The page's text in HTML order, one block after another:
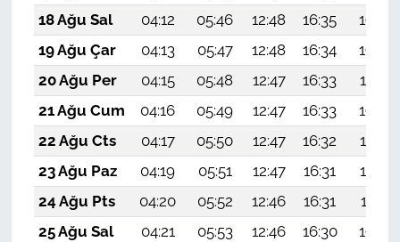
18 Ağu Sal
04:12 05:46 12:48 16:35
19:40
19 Ağu Çar
04:13 05:47 12:48 16:34
19:39
20 Ağu Per
04:15 05:48 12:47 16:33
19:37
21 Ağu Cum
04:16 05:49 12:47 16:33
19:36
22 Ağu Cts
04:17 05:50 12:47 16:32
19:34
23 Ağu Paz
04:19 05:51 12:47 16:31
19:33
24 Ağu Pts
04:20 05:52 12:46 16:31
19:31
25 Ağu Sal
04:21 05:53 12:46 16:30 19:30